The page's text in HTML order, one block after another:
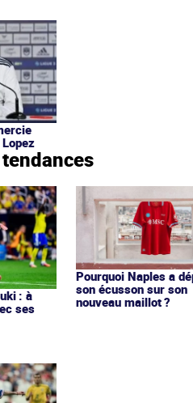
: à
ses
Pourquoi Naples a
son écusson sur son
nouveau maillot ?